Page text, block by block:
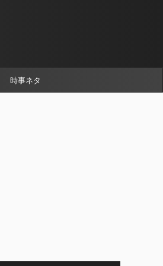
時事ネタ